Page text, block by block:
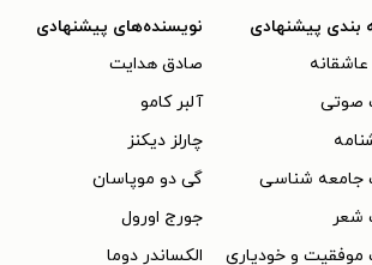
بندی پیشنهادی
صوتی
جامعه شناسی
شعر
موفقیت و خودیاری
نویسنده‌های پیشنهادی
صادق هدایت
آلبر کامو
چارلز دیکنز
گی دو موپاسان
جورج اورول
الکساندر دوما